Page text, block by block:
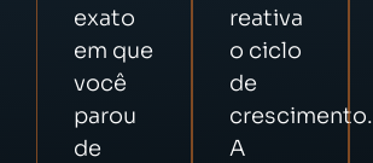
exato
em que
você
parou
de
reativa
o ciclo
de
crescimento.
A